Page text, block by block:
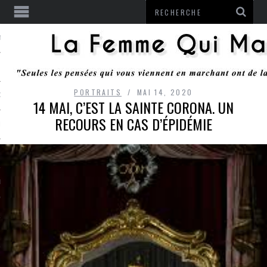
RESTER
MONROZIER
PORTRAITS MAI 14, 2020
14 MAI, C’EST LA SAINTE CORONA. UN
RECOURS EN CAS D’ÉPIDÉMIE